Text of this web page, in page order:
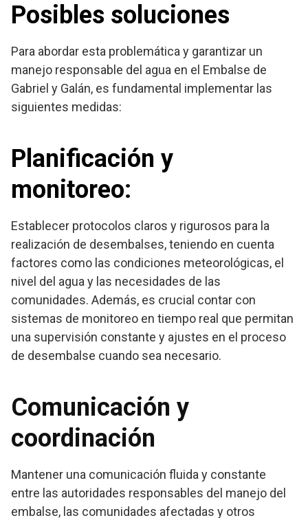
Posibles soluciones
Para abordar esta problemática y garantizar un
manejo responsable del agua en el Embalse de
Gabriel y Galán, es fundamental implementar las
siguientes medidas:
Planificación y
monitoreo:
Establecer protocolos claros y rigurosos para la
realización de desembalses, teniendo en cuenta
factores como las condiciones meteorológicas, el
nivel del agua y las necesidades de las
comunidades. Además, es crucial contar con
sistemas de monitoreo en tiempo real que permitan
una supervisión constante y ajustes en el proceso
de desembalse cuando sea necesario.
Comunicación y
coordinación
Mantener una comunicación fluida y constante
entre las autoridades responsables del manejo del
embalse, las comunidades afectadas y otros